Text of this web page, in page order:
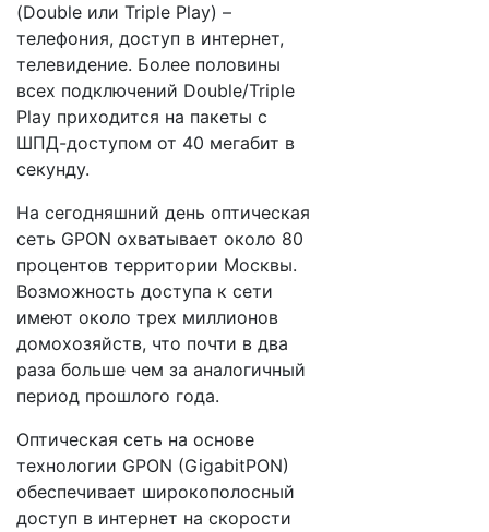
(Double или Triple Play) –
телефония, доступ в интернет,
телевидение. Более половины
всех подключений Double/Triple
Play приходится на пакеты с
ШПД-доступом от 40 мегабит в
секунду.
На сегодняшний день оптическая
сеть GPON охватывает около 80
процентов территории Москвы.
Возможность доступа к сети
имеют около трех миллионов
домохозяйств, что почти в два
раза больше чем за аналогичный
период прошлого года.
Оптическая сеть на основе
технологии GPON (GigabitPON)
обеспечивает широкополосный
доступ в интернет на скорости